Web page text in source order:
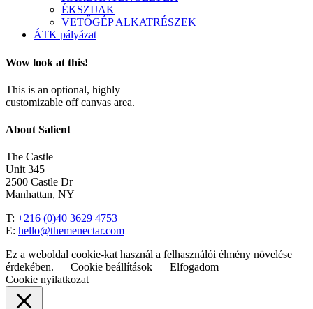
ÉKSZIJAK
VETŐGÉP ALKATRÉSZEK
ÁTK pályázat
Wow look at this!
This is an optional, highly
customizable off canvas area.
About Salient
The Castle
Unit 345
2500 Castle Dr
Manhattan, NY
T: +216 (0)40 3629 4753
E: hello@themenectar.com
Ez a weboldal cookie-kat használ a felhasználói élmény növelése
érdekében.
Cookie beállítások
Elfogadom
Cookie nyilatkozat